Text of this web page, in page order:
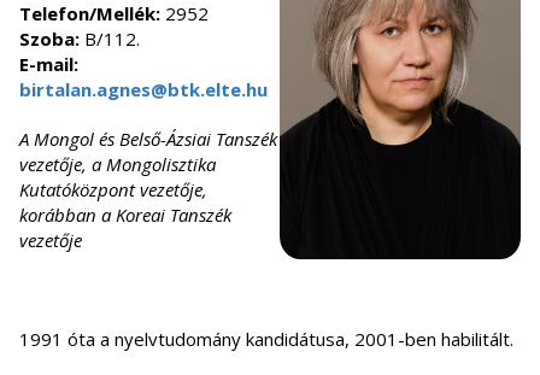
Telefon/Mellék: 2952
Szoba: B/112.
E-mail:
birtalan.agnes@btk.elte.hu
A Mongol és Belső-Ázsiai Tanszék
vezetője, a Mongolisztika
Kutatóközpont vezetője,
korábban a Koreai Tanszék
vezetője
1991 óta a nyelvtudomány kandidátusa, 2001-ben habilitált.